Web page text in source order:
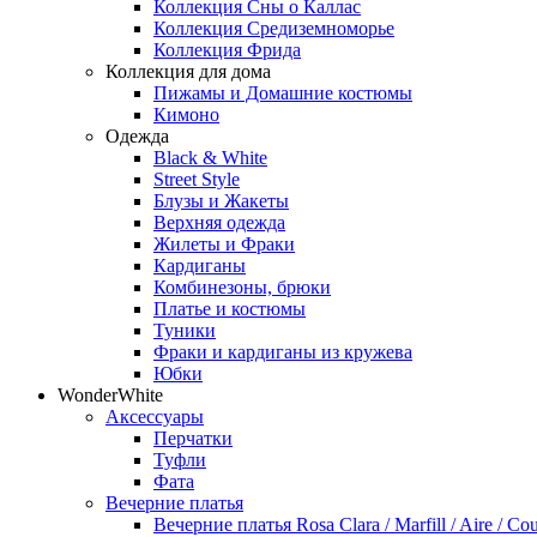
Коллекция Сны о Каллас
Коллекция Средиземноморье
Коллекция Фрида
Коллекция для дома
Пижамы и Домашние костюмы
Кимоно
Одежда
Black & White
Street Style
Блузы и Жакеты
Верхняя одежда
Жилеты и Фраки
Кардиганы
Комбинезоны, брюки
Платье и костюмы
Туники
Фраки и кардиганы из кружева
Юбки
WonderWhite
Аксессуары
Перчатки
Туфли
Фата
Вечерние платья
Вечерние платья Rosa Clara / Marfill / Aire /